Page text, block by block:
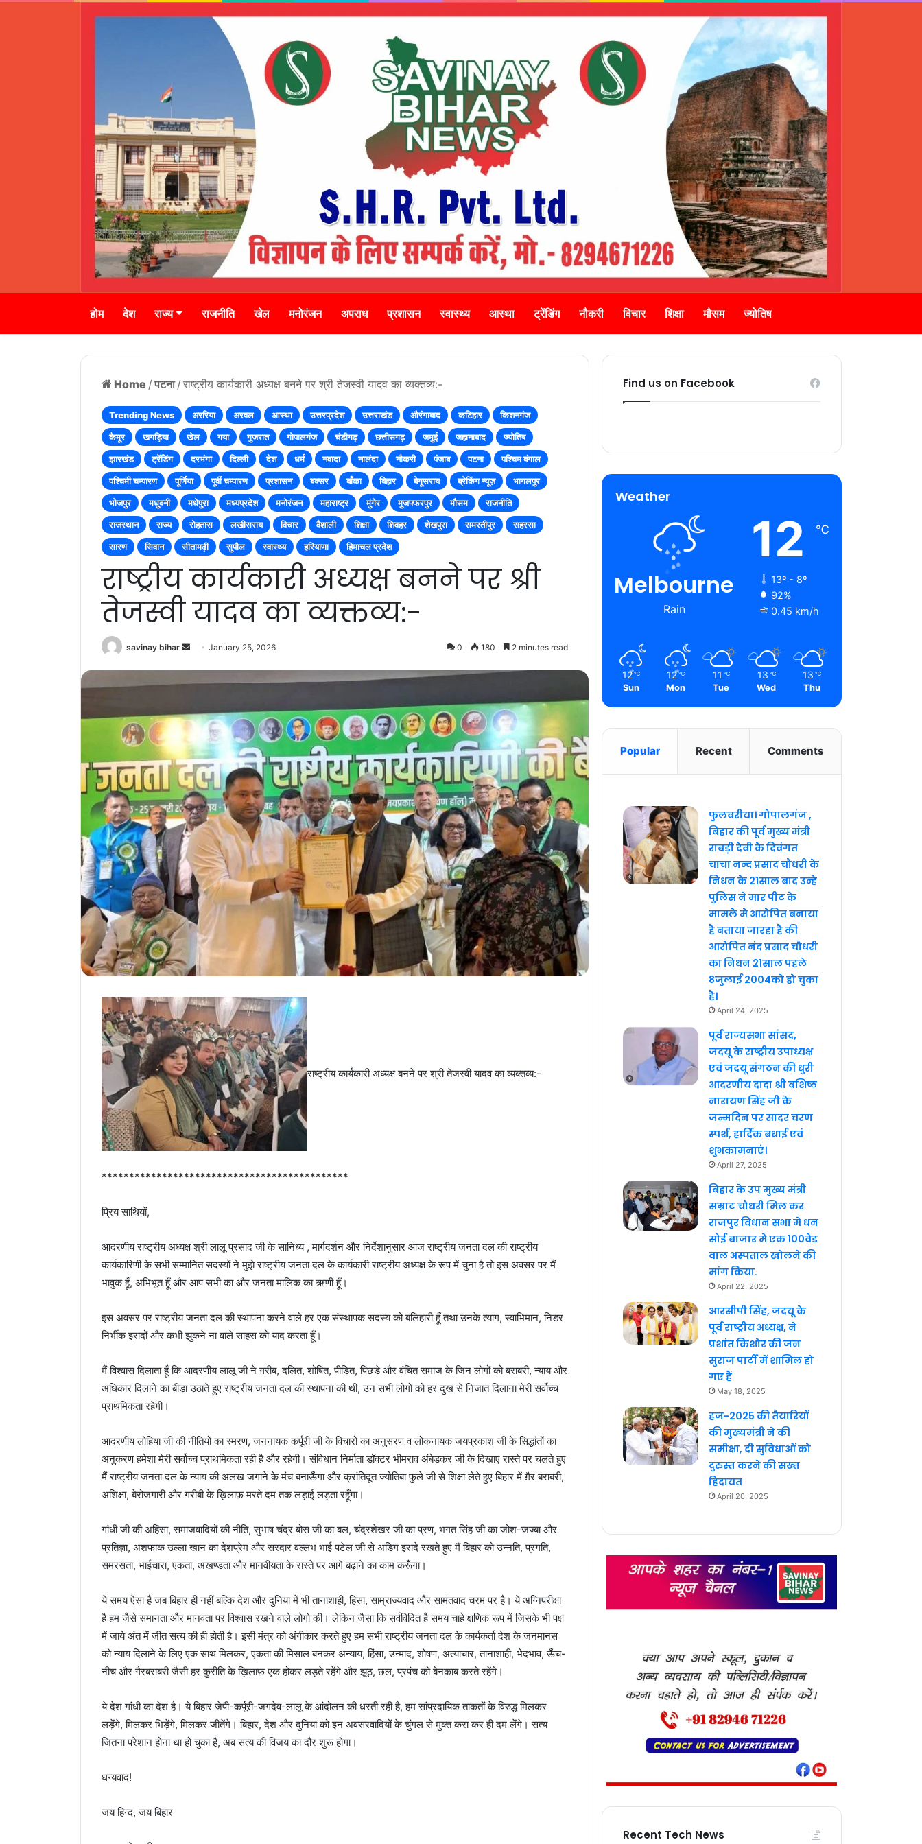
होम देश राज्य राजनीति खेल मनोरंजन अपराध प्रशासन स्वास्थ्य आस्था ट्रेंडिंग नौकरी विचार शिक्षा मौसम ज्योतिष
Home / पटना / राष्ट्रीय कार्यकारी अध्यक्ष बनने पर श्री तेजस्वी यादव का व्यक्तव्य:-
Trending News अररिया अरवल आस्था उत्तरप्रदेश उत्तराखंड औरंगाबाद कटिहार
किशनगंज
कैमूर
खगड़िया खेल गया गुजरात गोपालगंज चंडीगढ़ छत्तीसगढ़ जमुई जहानाबाद
ज्योतिष
झारखंड
ट्रेंडिंग दरभंगा दिल्ली देश धर्म नवादा नालंदा नौकरी पंजाब पटना
पश्चिम बंगाल
पश्चिमी चम्पारण
पूर्णिया पूर्वी चम्पारण प्रशासन बक्सर बाँका बिहार बेगूसराय ब्रेकिंग न्यूज़
भागलपुर
भोजपुर
मधुबनी मधेपुरा मध्यप्रदेश मनोरंजन महाराष्ट्र मुंगेर मुजफ्फरपुर मौसम
राजनीति
राजस्थान
राज्य रोहतास लखीसराय विचार वैशाली शिक्षा शिवहर शेखपुरा समस्तीपुर
सहरसा
सारण
सिवान सीतामढ़ी सुपौल स्वास्थ्य हरियाणा हिमाचल प्रदेश
राष्ट्रीय कार्यकारी अध्यक्ष बनने पर श्री
तेजस्वी यादव का व्यक्तव्य:-
savinay bihar
SendJanuary 25, 2026 0 180 2 minutes read
राष्ट्रीय कार्यकारी अध्यक्ष बनने पर श्री तेजस्वी यादव का व्यक्तव्य:-
*********************************************
प्रिय साथियों,
आदरणीय राष्ट्रीय अध्यक्ष श्री लालू प्रसाद जी के सानिध्य , मार्गदर्शन और निर्देशानुसार आज राष्ट्रीय जनता दल की राष्ट्रीय
कार्यकारिणी के सभी सम्मानित सदस्यों ने मुझे राष्ट्रीय जनता दल के कार्यकारी राष्ट्रीय अध्यक्ष के रूप में चुना है तो इस अवसर पर मैं
भावुक हूँ, अभिभूत हूँ और आप सभी का और जनता मालिक का ऋणी हूँ।
इस अवसर पर राष्ट्रीय जनता दल की स्थापना करने वाले हर एक संस्थापक सदस्य को बलिहारी हूँ तथा उनके त्याग, स्वाभिमान, निडर
निर्भीक इरादों और कभी झुकने ना वाले साहस को याद करता हूँ।
मैं विश्वास दिलाता हूँ कि आदरणीय लालू जी ने ग़रीब, दलित, शोषित, पीड़ित, पिछड़े और वंचित समाज के जिन लोगों को बराबरी, न्याय और
अधिकार दिलाने का बीड़ा उठाते हुए राष्ट्रीय जनता दल की स्थापना की थी, उन सभी लोगो को हर दुख से निजात दिलाना मेरी सर्वोच्च
प्राथमिकता रहेगी।
आदरणीय लोहिया जी की नीतियों का स्मरण, जननायक कर्पूरी जी के विचारों का अनुसरण व लोकनायक जयप्रकाश जी के सिद्धांतों का
अनुकरण हमेशा मेरी सर्वोच्च प्राथमिकता रही है और रहेगी। संविधान निर्माता डॉक्टर भीमराव अंबेडकर जी के दिखाए रास्ते पर चलते हुए
मैं राष्ट्रीय जनता दल के न्याय की अलख जगाने के मंच बनाऊँगा और क्रांतिदूत ज्योतिबा फुले जी से शिक्षा लेते हुए बिहार में ग़ैर बराबरी,
अशिक्षा, बेरोजगारी और गरीबी के ख़िलाफ़ मरते दम तक लड़ाई लड़ता रहूँगा।
गांधी जी की अहिंसा, समाजवादियों की नीति, सुभाष चंद्र बोस जी का बल, चंद्रशेखर जी का प्रण, भगत सिंह जी का जोश-जज्बा और
प्रतिज्ञा, अशफाक उल्ला ख़ान का देशप्रेम और सरदार वल्लभ भाई पटेल जी से अडिग इरादे रखते हुए मैं बिहार को उन्नति, प्रगति,
समरसता, भाईचारा, एकता, अखण्डता और मानवीयता के रास्ते पर आगे बढ़ाने का काम करूँगा।
ये समय ऐसा है जब बिहार ही नहीं बल्कि देश और दुनिया में भी तानाशाही, हिंसा, साम्राज्यवाद और सामंतवाद चरम पर है। ये अग्निपरीक्षा
है हम जैसे समानता और मानवता पर विश्वास रखने वाले लोगो की। लेकिन जैसा कि सर्वविदित है समय चाहे क्षणिक रूप में जिसके भी पक्ष
में जाये अंत में जीत सत्य की ही होती है। इसी मंत्र को अंगीकार करते हुए हम सभी राष्ट्रीय जनता दल के कार्यकर्ता देश के जनमानस
को न्याय दिलाने के लिए एक साथ मिलकर, एकता की मिसाल बनकर अन्याय, हिंसा, उन्माद, शोषण, अत्याचार, तानाशाही, भेदभाव, ऊँच-
नीच और गैरबराबरी जैसी हर कुरीति के ख़िलाफ़ एक होकर लड़ते रहेंगे और झूठ, छल, प्रपंच को बेनकाब करते रहेंगे।
ये देश गांधी का देश है। ये बिहार जेपी-कर्पूरी-जगदेव-लालू के आंदोलन की धरती रही है, हम सांप्रदायिक ताकतों के विरुद्ध मिलकर
लड़ेंगे, मिलकर भिड़ेंगे, मिलकर जीतेंगे। बिहार, देश और दुनिया को इन अवसरवादियों के चुंगल से मुक्त करा कर ही दम लेंगे। सत्य
जितना परेशान होना था हो चुका है, अब सत्य की विजय का दौर शुरू होगा।
धन्यवाद!
जय हिन्द, जय बिहार
Find us on Facebook
Weather
Melbourne
Rain
12 ℃
13º - 8º
92%
0.45 km/h
12 ℃
Sun
12 ℃
Mon
11 ℃
Tue
13 ℃
Wed
13 ℃
Thu
Popular Recent Comments
फुलवरीया। गोपालगंज ,
बिहार की पूर्व मुख्य मंत्री
राबड़ी देवी के दिवंगत
चाचा नन्द प्रसाद चौधरी के
निधन के 21साल बाद उन्हे
पुलिस ने मार पीट के
मामले मे आरोपित बनाया
है बताया जारहा है की
आरोपित नंद प्रसाद चौधरी
का निधन 21साल पहले
8जुलाई 2004को हो चुका
है।
April 24, 2025
पूर्व राज्यसभा सांसद,
जदयू के राष्ट्रीय उपाध्यक्ष
एवं जदयू संगठन की धुरी
आदरणीय दादा श्री बशिष्ठ
नारायण सिंह जी के
जन्मदिन पर सादर चरण
स्पर्श, हार्दिक बधाई एवं
शुभकामनाएं।
April 27, 2025
बिहार के उप मुख्य मंत्री
सम्राट चौधरी मिल कर
राजपुर विधान सभा मे धन
सोई बाजार मे एक 100वेड
वाल अस्पताल खोलने की
मांग किया.
April 22, 2025
आरसीपी सिंह, जदयू के
पूर्व राष्ट्रीय अध्यक्ष, ने
प्रशांत किशोर की जन
सुराज पार्टी में शामिल हो
गए हैं
May 18, 2025
हज-2025 की तैयारियों
की मुख्यमंत्री ने की
समीक्षा, दी सुविधाओं को
दुरुस्त करने की सख्त
हिदायत
April 20, 2025
Recent Tech News